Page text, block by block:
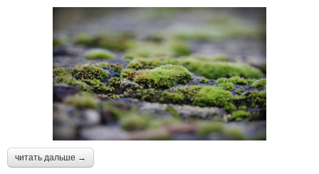
читать дальше →